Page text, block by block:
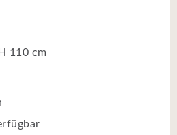
110 cm